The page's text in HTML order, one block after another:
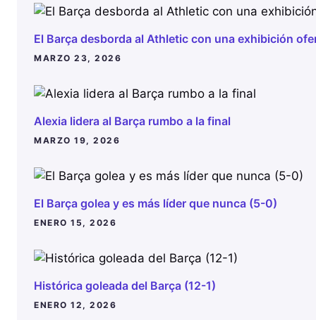
El Barça desborda al Athletic con una exhibición
MARZO 23, 2026
Alexia lidera al Barça rumbo a la final
MARZO 19, 2026
El Barça golea y es más líder que nunca (5-0)
ENERO 15, 2026
Histórica goleada del Barça (12-1)
ENERO 12, 2026